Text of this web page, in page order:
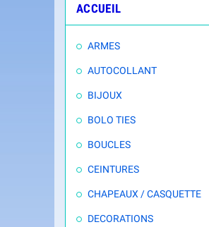
ACCUEIL
ARMES
AUTOCOLLANT
BIJOUX
BOLO TIES
BOUCLES
CEINTURES
CHAPEAUX / CASQUETTE
DECORATIONS